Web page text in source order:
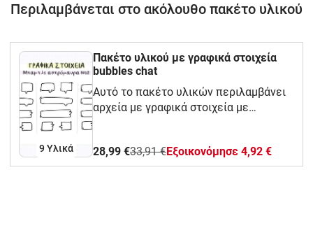
Περιλαμβάνεται στο ακόλουθο πακέτο υλικού
9 Υλικά
Πακέτο υλικού με γραφικά στοιχεία
bubbles chat
Αυτό το πακέτο υλικών περιλαμβάνει
αρχεία με γραφικά στοιχεία με
28,99 €33,91 €Eξοικονόμησε 4,92 €